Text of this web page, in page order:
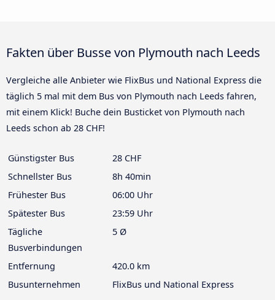
Fakten über Busse von Plymouth nach Leeds
Vergleiche alle Anbieter wie FlixBus und National Express die
täglich 5 mal mit dem Bus von Plymouth nach Leeds fahren,
mit einem Klick! Buche dein Busticket von Plymouth nach
Leeds schon ab 28 CHF!
Günstigster Bus
28 CHF
Schnellster Bus
8h 40min
Frühester Bus
06:00 Uhr
Spätester Bus
23:59 Uhr
Tägliche
Busverbindungen
5 Ø
Entfernung
420.0 km
Busunternehmen
FlixBus und National Express